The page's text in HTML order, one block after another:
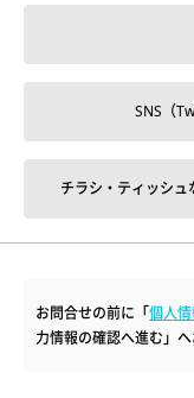
SNS（
チラシ・ティッシュ
お問合せの前に「個人
力情報の確認へ進む」へ